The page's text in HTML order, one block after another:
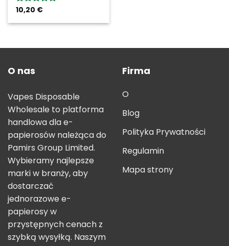
Rated5.00
10,20 €
O nas
Vapes Disposable
Wholesale to platforma
handlowa dla e-
papierosów należąca do
Pamirs Group Limited.
Wybieramy najlepsze
marki w branży, aby
dostarczać
jednorazowe e-
papierosy w
przystępnych cenach z
szybką wysyłką. Naszym
Firma
O
Blog
Polityka Prywatności
Regulamin
Mapa strony